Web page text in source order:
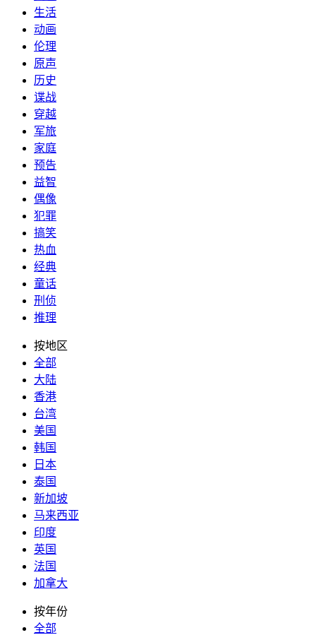
生活
动画
伦理
原声
历史
谍战
穿越
军旅
家庭
预告
益智
偶像
犯罪
搞笑
热血
经典
童话
刑侦
推理
按地区
全部
大陆
香港
台湾
美国
韩国
日本
泰国
新加坡
马来西亚
印度
英国
法国
加拿大
按年份
全部